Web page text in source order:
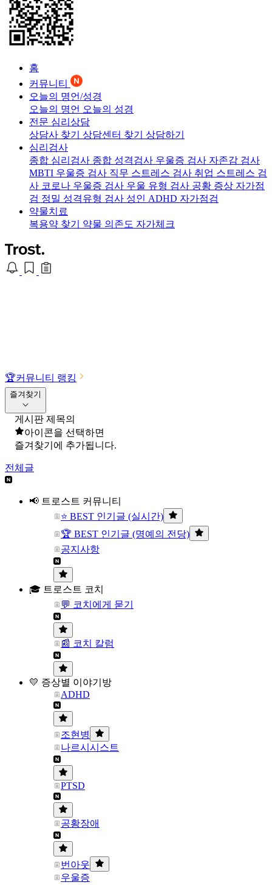
홈
커뮤니티
오늘의 명언/성경
오늘의 명언 오늘의 성경
전문 심리상담
상담사 찾기 상담센터 찾기 상담하기
심리검사
종합 심리검사 종합 성격검사 우울증 검사 자존감 검사
MBTI 우울증 검사 직무 스트레스 검사 취업 스트레스 검
사 코로나 우울증 검사 우울 유형 검사 공황 증상 자가점
검 정밀 성격유형 검사 성인 ADHD 자가점검
약물치료
복용약 찾기 약물 의존도 자가체크
🏆커뮤니티 랭킹
즐겨찾기
게시판 제목의
아이콘을 선택하면
즐겨찾기에 추가됩니다.
전체글
📢 트로스트 커뮤니티
⭐ BEST 인기글 (실시간)
🏆 BEST 인기글 (명예의 전당)
공지사항
🎓 트로스트 코치
💬 코치에게 묻기
📰 코치 칼럼
💛 증상별 이야기방
ADHD
조현병
나르시시스트
PTSD
공황장애
번아웃
우울증